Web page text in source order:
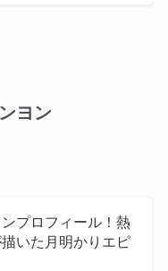
ヨン
プロフィール！熱
いた月明かりエピ